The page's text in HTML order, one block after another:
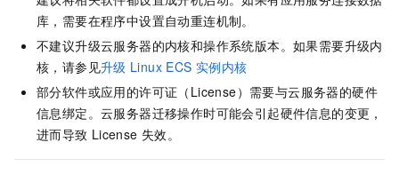
库，需要在程序中设置自动重连机制。
不建议升级云服务器的内核和操作系统版本。如果需要升级内
核，请参见升级 Linux ECS 实例内核
部分软件或应用的许可证（License）需要与云服务器的硬件
信息绑定。云服务器迁移操作时可能会引起硬件信息的变更，
进而导致 License 失效。